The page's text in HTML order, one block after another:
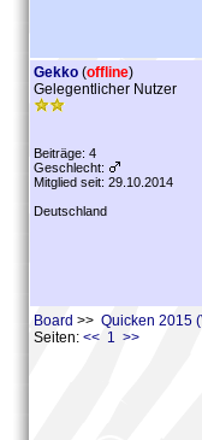
Gekko (offline)
Gelegentlicher Nutzer
Beiträge: 4
Geschlecht:
Mitglied seit: 29.10.2014
Deutschland
Board >> Quicken 2015
Seiten: << 1 >>